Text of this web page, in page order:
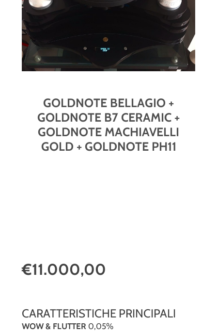
GOLDNOTE BELLAGIO +
GOLDNOTE B7 CERAMIC +
GOLDNOTE MACHIAVELLI
GOLD + GOLDNOTE PH11
€11.000,00
CARATTERISTICHE PRINCIPALI
WOW & FLUTTER 0,05%